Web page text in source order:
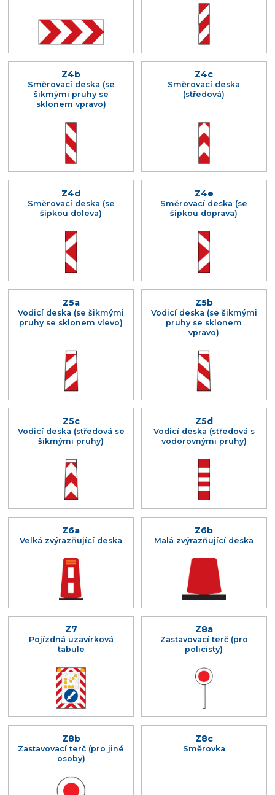
Z4b
Směrovací deska (se
šikmými pruhy se
sklonem vpravo)
Z4c
Směrovací deska
(středová)
Z4d
Směrovací deska (se
šipkou doleva)
Z4e
Směrovací deska (se
šipkou doprava)
Z5a
Vodicí deska (se šikmými
pruhy se sklonem vlevo)
Z5b
Vodicí deska (se šikmými
pruhy se sklonem
vpravo)
Z5c
Vodicí deska (středová se
šikmými pruhy)
Z5d
Vodicí deska (středová s
vodorovnými pruhy)
Z6a
Velká zvýrazňující deska
Z6b
Malá zvýrazňující deska
Z7
Pojízdná uzavírková
tabule
Z8a
Zastavovací terč (pro
policisty)
Z8b
Zastavovací terč (pro jiné
osoby)
Z8c
Směrovka